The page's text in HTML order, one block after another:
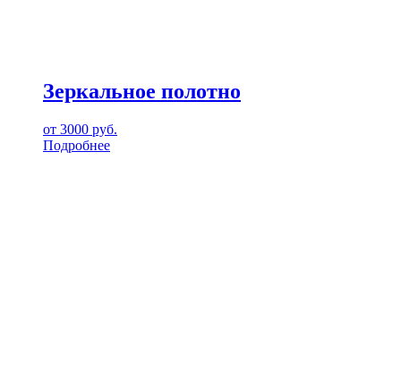
Зеркальное полотно
от 3000 руб.
Подробнее